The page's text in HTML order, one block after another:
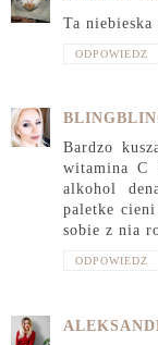
Ta
ODPOWIEDZ
Bardzo
witamina C
alkohol
paletke
sobie z nia
ODPOWIEDZ